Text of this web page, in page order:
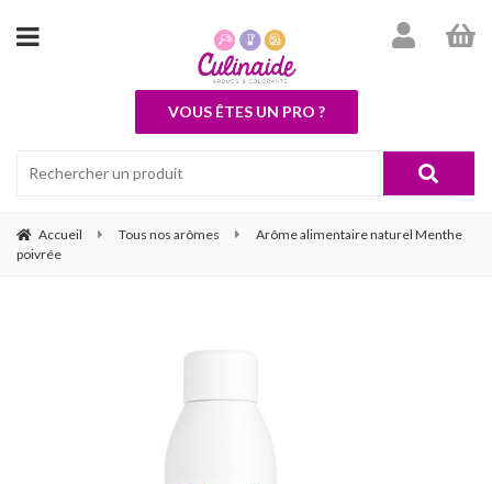
VOUS ÊTES UN PRO ?
Accueil Tous nos arômes
Arôme alimentaire naturel Menthe
poivrée